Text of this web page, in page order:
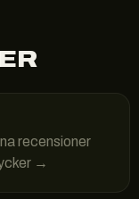
recensioner
→